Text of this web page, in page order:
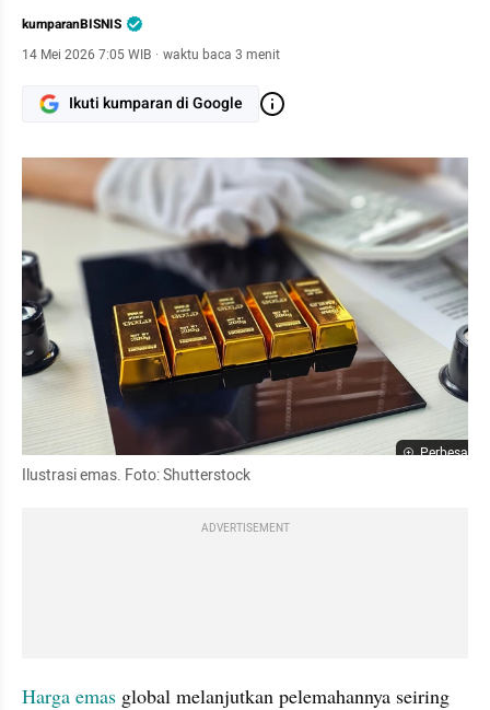
kumparanBISNIS
14 Mei 2026 7:05 WIB · waktu baca 3 menit
Ikuti kumparan di Google
Perbesar
Ilustrasi emas. Foto: Shutterstock
ADVERTISEMENT
Harga emas global melanjutkan pelemahannya seiring